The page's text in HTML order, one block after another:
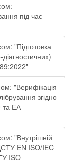
під час
"Підготовка
"Верифікація
згідно
та ЕА-
"Внутрішній
EN ISO/IEC
ISO